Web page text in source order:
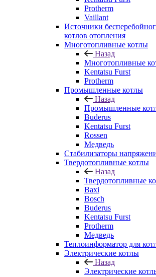
Protherm
Vaillant
Источники
котлов отопления
Многотопливные котлы
Назад
Многотопливные
Kentatsu Furst
Protherm
Промышленные котлы
Назад
Промышленные
Buderus
Kentatsu Furst
Rossen
Медведь
Стабилизаторы
Твердотопливные котлы
Назад
Твердотопливные
Baxi
Bosch
Buderus
Kentatsu Furst
Protherm
Медведь
Теплоинформатор для
Электрические котлы
Назад
Электрические